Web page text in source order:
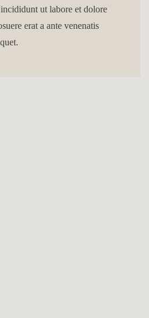
ut labore et dolore
erat a ante venenatis